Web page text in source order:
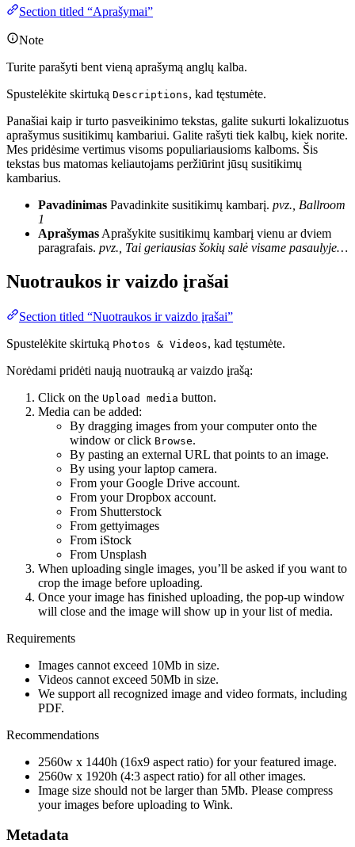
Section titled “Aprašymai”
Note
Turite parašyti bent vieną aprašymą anglų kalba.
Spustelėkite skirtuką Descriptions, kad tęstumėte.
Panašiai kaip ir turto pasveikinimo tekstas, galite sukurti lokalizuotus
aprašymus susitikimų kambariui. Galite rašyti tiek kalbų, kiek norite.
Mes pridėsime vertimus visoms populiariausioms kalboms. Šis
tekstas bus matomas keliautojams peržiūrint jūsų susitikimų
kambarius.
Pavadinimas Pavadinkite susitikimų kambarį. pvz., Ballroom
1
Aprašymas Aprašykite susitikimų kambarį vienu ar dviem
paragrafais. pvz., Tai geriausias šokių salė visame pasaulyje…
Nuotraukos ir vaizdo įrašai
Section titled “Nuotraukos ir vaizdo įrašai”
Spustelėkite skirtuką Photos & Videos, kad tęstumėte.
Norėdami pridėti naują nuotrauką ar vaizdo įrašą:
Click on the Upload media button.
Media can be added:
By dragging images from your computer onto the
window or click Browse.
By pasting an external URL that points to an image.
By using your laptop camera.
From your Google Drive account.
From your Dropbox account.
From Shutterstock
From gettyimages
From iStock
From Unsplash
When uploading single images, you’ll be asked if you want to
crop the image before uploading.
Once your image has finished uploading, the pop-up window
will close and the image will show up in your list of media.
Requirements
Images cannot exceed 10Mb in size.
Videos cannot exceed 50Mb in size.
We support all recognized image and video formats, including
PDF.
Recommendations
2560w x 1440h (16x9 aspect ratio) for your featured image.
2560w x 1920h (4:3 aspect ratio) for all other images.
Image size should not be larger than 5Mb. Please compress
your images before uploading to Wink.
Metadata